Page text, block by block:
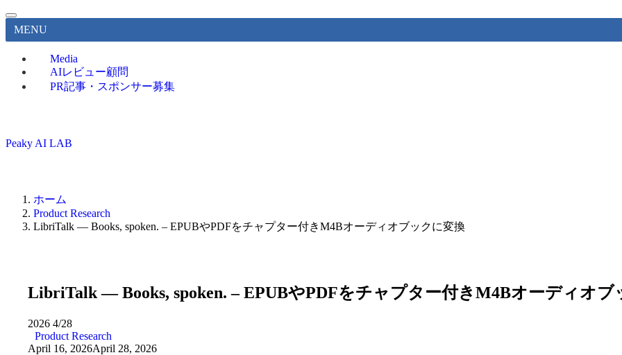
MENU
Media
AIレビュー顧問
PR記事・スポンサー募集
Peaky AI LAB
ホーム
Product Research
LibriTalk — Books, spoken. – EPUBやPDFをチャプター付きM4Bオーディオブックに変換
LibriTalk — Books, spoken. – EPUBやPDFをチャプター付きM4Bオーディオブ
2026 4/28
Product Research
April 16, 2026April 28, 2026